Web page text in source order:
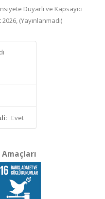
Duyarlı ve Kapsayıcı
(Yayınlanmadı)
Evet